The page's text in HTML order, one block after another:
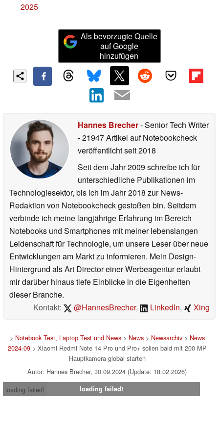
2025
Als bevorzugte Quelle
auf Google
hinzufügen
Hannes Brecher- Senior Tech Writer
- 21947 Artikel auf Notebookcheck
veröffentlichtseit 2018
Seit dem Jahr 2009 schreibe ich für
unterschiedliche Publikationen im
Technologiesektor, bis ich im Jahr 2018 zur News-
Redaktion von Notebookcheck gestoßen bin. Seitdem
verbinde ich meine langjährige Erfahrung im Bereich
Notebooks und Smartphones mit meiner lebenslangen
Leidenschaft für Technologie, um unsere Leser über neue
Entwicklungen am Markt zu informieren. Mein Design-
Hintergrund als Art Director einer Werbeagentur erlaubt
mir darüber hinaus tiefe Einblicke in die Eigenheiten
dieser Branche.
Kontakt:
@HannesBrecher, LinkedIn, Xing
> Notebook Test, Laptop Test und News> News> Newsarchiv> News
2024-09> Xiaomi Redmi Note 14 Pro und Pro+ sollen bald mit 200 MP
Hauptkamera global starten
Autor: Hannes Brecher, 30.09.2024 (Update: 18.02.2026)
loading failed!
loading failed!